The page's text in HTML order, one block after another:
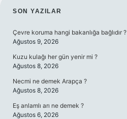
SIDEBAR
SON YAZILAR
Çevre koruma hangi bakanlığa bağlıdır ?
Ağustos 9, 2026
Kuzu kulağı her gün yenir mi ?
Ağustos 8, 2026
Necmi ne demek Arapça ?
Ağustos 8, 2026
Eş anlamlı arı ne demek ?
Ağustos 6, 2026